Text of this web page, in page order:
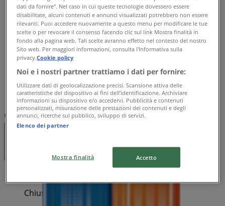
08:30 - 20:30
Mercoledì
08:30 - 20:30
Giovedì
08:30 - 20:30
Venerdì
08:30 - 20:30
Sabato
08:30 - 20:30
Mappa
045/9599
Chiuso
dati da fornire". Nel caso in cui queste tecnologie dovessero essere
disabilitate, alcuni contenuti e annunci visualizzati potrebbero non essere
rilevanti. Puoi accedere nuovamente a questo menu per modificare le tue
scelte o per revocare il consenso facendo clic sul link Mostra finalità in
fondo alla pagina web. Tali scelte avranno effetto nel contesto del nostro
Sito web. Per maggiori informazioni, consulta l'Informativa sulla
privacy.Cookie policy
Noi e i nostri partner trattiamo i dati per fornire:
Utilizzare dati di geolocalizzazione precisi. Scansione attiva delle
caratteristiche del dispositivo ai fini dell’identificazione. Archiviare
informazioni su dispositivo e/o accedervi. Pubblicità e contenuti
personalizzati, misurazione delle prestazioni dei contenuti e degli
annunci, ricerche sul pubblico, sviluppo di servizi.
Elenco dei partner
Mostra finalità Accetto